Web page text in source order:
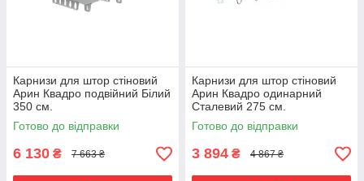
Карнизи для штор стіновий
Арин Квадро подвійний Білий
350 см.
Готово до відправки
6 130 ₴ 7 663 ₴
Карнизи для штор стіновий
Арин Квадро одинарний
Сталевий 275 см.
Готово до відправки
3 894 ₴ 4 867 ₴